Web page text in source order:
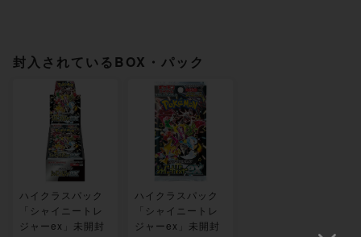
封入されているBOX・パック
ハイクラスパック
「シャイニートレ
ジャーex」未開封
ハイクラスパック
「シャイニートレ
ジャーex」未開封